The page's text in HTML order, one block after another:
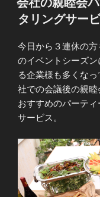
日:
タリングサービ
今日から３連休の
のイベントシーズ
る企業様も多くな
社での会議後の親睦
おすすめのパーテ
サービス。